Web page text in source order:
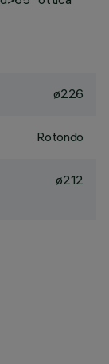
ø226
Rotondo
ø212